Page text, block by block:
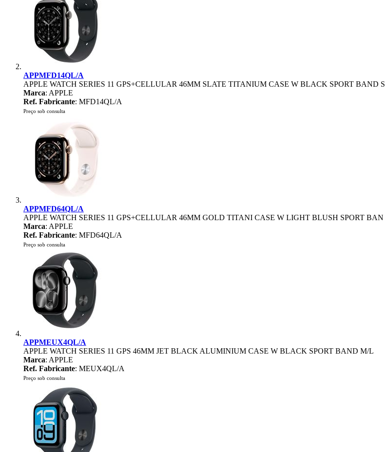
APPMFD14QL/A
APPLE WATCH SERIES 11 GPS+CELLULAR 46MM SLATE TITANIUM CASE W BLACK SPORT BAND S
Marca: APPLE
Ref. Fabricante: MFD14QL/A
Preço sob consulta
APPMFD64QL/A
APPLE WATCH SERIES 11 GPS+CELLULAR 46MM GOLD TITANI CASE W LIGHT BLUSH SPORT BAN
Marca: APPLE
Ref. Fabricante: MFD64QL/A
Preço sob consulta
APPMEUX4QL/A
APPLE WATCH SERIES 11 GPS 46MM JET BLACK ALUMINIUM CASE W BLACK SPORT BAND M/L
Marca: APPLE
Ref. Fabricante: MEUX4QL/A
Preço sob consulta